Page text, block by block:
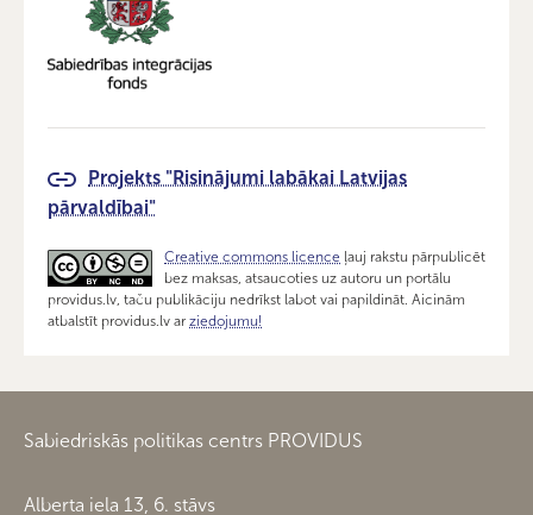
Projekts "Risinājumi labākai Latvijas
pārvaldībai"
Creative commons licence ļauj rakstu pārpublicēt
bez maksas, atsaucoties uz autoru un portālu
providus.lv, taču publikāciju nedrīkst labot vai papildināt. Aicinām
atbalstīt providus.lv ar ziedojumu!
Sabiedriskās politikas centrs PROVIDUS
Alberta iela 13, 6. stāvs